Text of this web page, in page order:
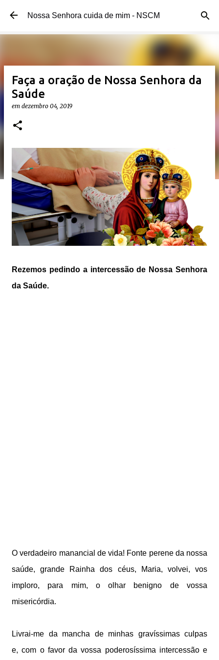
Pular para o conteúdo principal
Nossa Senhora cuida de mim - NSCM
Faça a oração de Nossa Senhora da
Saúde
em dezembro 04, 2019
Rezemos pedindo a intercessão de Nossa Senhora
da Saúde.
O verdadeiro manancial de vida! Fonte perene da nossa
saúde,grande Rainha dos céus, Maria, volvei, vos
imploro, para mim, o olhar benigno de vossa
misericórdia.
Livrai-me da mancha de minhas gravíssimas culpas
e,com o favor da vossa poderosíssima intercessão e